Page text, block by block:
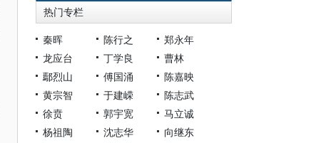
热门专栏
秦晖 陈行之
郑永年
龙应台
丁学良
曹林
鄢烈山
傅国涌
陈嘉映
黄宗智
于建嵘
陈志武
徐贲
郭宇宽
马立诚
杨祖陶
沈志华
向继东